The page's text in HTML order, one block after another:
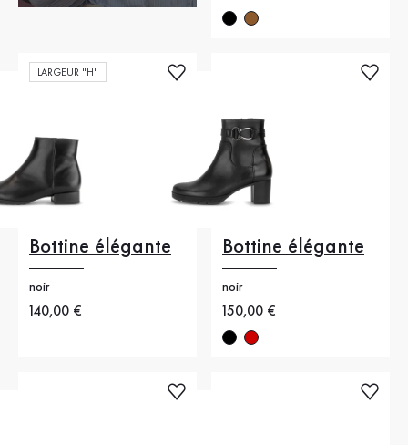
LARGEUR "H"
Bottine élégante
noir
Nouveau prix
140,00 €
Bottine élégante
noir
Nouveau prix
150,00 €